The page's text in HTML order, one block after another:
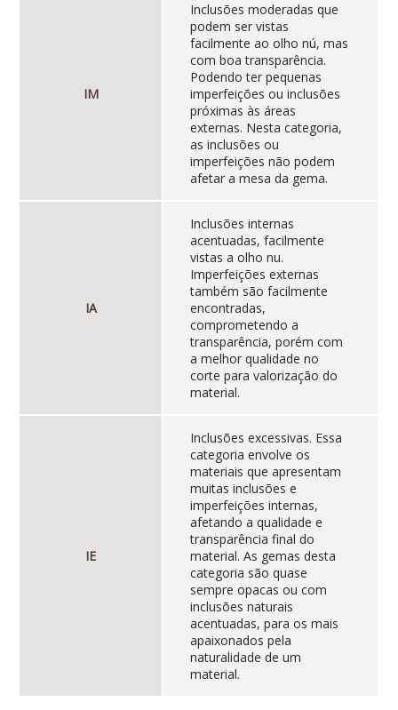
IM
Inclusões moderadas que
podem ser vistas
facilmente ao olho nú, mas
com boa transparência.
Podendo ter pequenas
imperfeições ou inclusões
próximas às áreas
externas. Nesta categoria,
as inclusões ou
imperfeições não podem
afetar a mesa da gema.
IA
Inclusões internas
acentuadas, facilmente
vistas a olho nu.
Imperfeições externas
também são facilmente
encontradas,
comprometendo a
transparência, porém com
a melhor qualidade no
corte para valorização do
material.
IE
Inclusões excessivas. Essa
categoria envolve os
materiais que apresentam
muitas inclusões e
imperfeições internas,
afetando a qualidade e
transparência final do
material. As gemas desta
categoria são quase
sempre opacas ou com
inclusões naturais
acentuadas, para os mais
apaixonados pela
naturalidade de um
material.